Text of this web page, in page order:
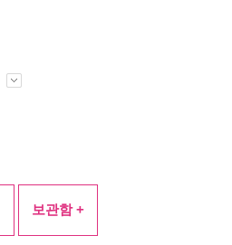
보관함 +